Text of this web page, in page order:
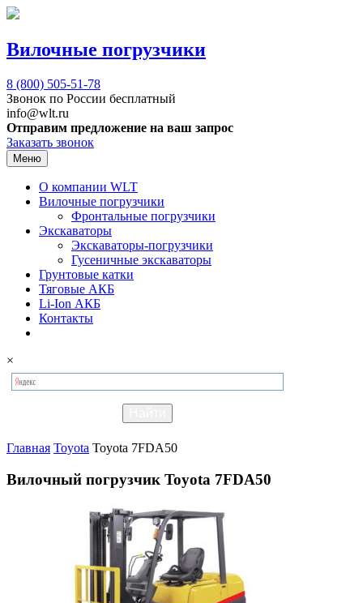
Вилочные погрузчики
8 (800) 505-51-78
Звонок по России бесплатный
info@wlt.ru
Отправим предложение на ваш запрос
Заказать звонок
Меню
О компании WLT
Вилочные погрузчики
Фронтальные погрузчики
Экскаваторы
Экскаваторы-погрузчики
Гусеничные экскаваторы
Грунтовые катки
Тяговые АКБ
Li-Ion АКБ
Контакты
×
Главная Toyota Toyota 7FDA50
Вилочный погрузчик Toyota 7FDA50